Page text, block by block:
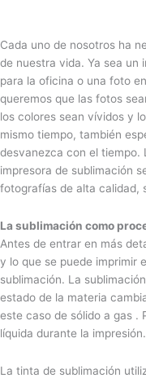
Cada uno de nosotros ha
de nuestra vida. Ya sea un
para la oficina o una foto
queremos que las fotos
los colores sean vívidos y
mismo tiempo, también
desvanezca con el tiempo.
impresora de sublimación
fotografías de alta calidad,
La sublimación como
Antes de entrar en más
y lo que se puede imprimir
sublimación. La
estado de la materia
este caso de sólido a gas .
líquida durante la impresión.
La tinta de sublimación